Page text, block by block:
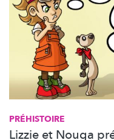
PRÉHISTOIRE
Lizzie et Nouga